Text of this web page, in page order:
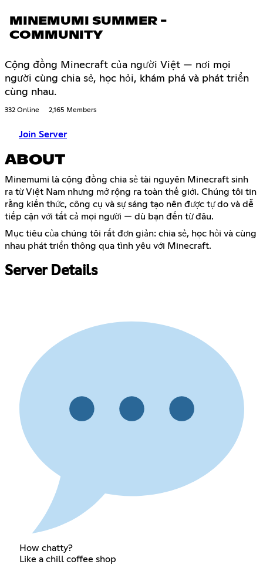
MINEMUMI SUMMER -
COMMUNITY
Cộng đồng Minecraft của người Việt — nơi mọi
người cùng chia sẻ, học hỏi, khám phá và phát triển
cùng nhau.
332 Online 2,165 Members
Join Server
ABOUT
Minemumi là cộng đồng chia sẻ tài nguyên Minecraft sinh
ra từ Việt Nam nhưng mở rộng ra toàn thế giới. Chúng tôi tin
rằng kiến thức, công cụ và sự sáng tạo nên được tự do và dễ
tiếp cận với tất cả mọi người — dù bạn đến từ đâu.
Mục tiêu của chúng tôi rất đơn giản: chia sẻ, học hỏi và cùng
nhau phát triển thông qua tình yêu với Minecraft.
Server Details
How chatty?
Like a chill coffee shop